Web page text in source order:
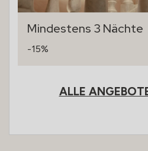
Mindestens 3 Nächte
-15%
ALLE